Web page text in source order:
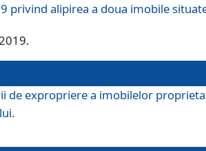
privind alipirea a doua imobile
de expropriere a imobilelor